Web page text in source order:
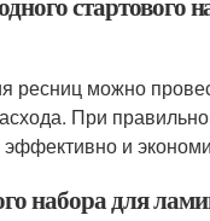
ресниц можно
При
и
набора для